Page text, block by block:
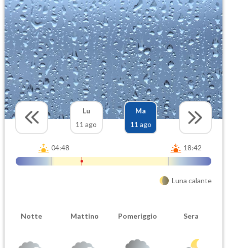
Lu
11 ago
Ma
11 ago
04:48 18:42
Luna calante
Notte Mattino Pomeriggio Sera